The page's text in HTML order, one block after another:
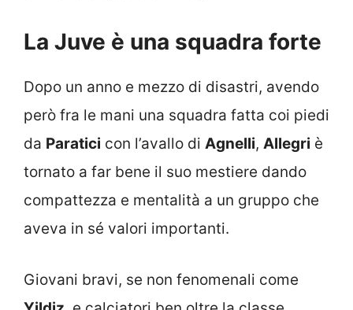
La Juve è una squadra forte
Dopo un anno e mezzo di disastri, avendo
però fra le mani una squadra fatta coi piedi
da Paratici con l’avallo di Agnelli, Allegri è
tornato a far bene il suo mestiere dando
compattezza e mentalità a un gruppo che
aveva in sé valori importanti.
Giovani bravi, se non fenomenali come